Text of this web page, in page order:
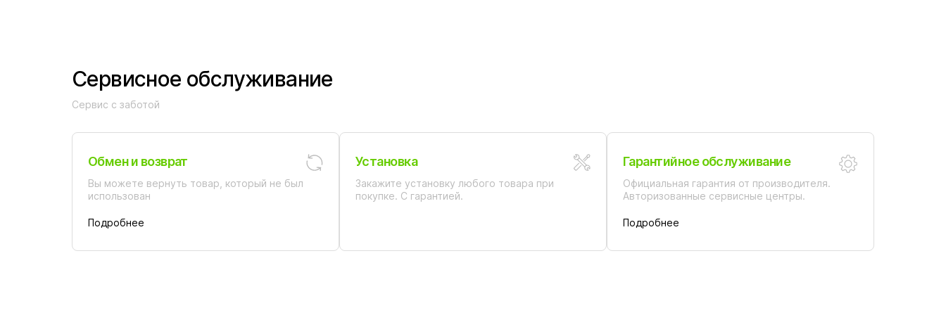
Сервисное обслуживание
Сервис с заботой
Обмен и возврат
Вы можете вернуть товар, который не был
использован
Подробнее
Установка
Закажите установку любого товара при
покупке. С гарантией.
Гарантийное обслуживание
Официальная гарантия от производителя.
Авторизованные сервисные центры.
Подробнее